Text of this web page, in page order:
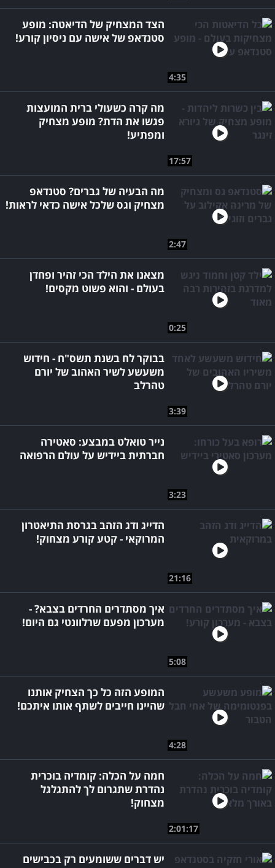
4:35
הצד המצחיק של הדיאטה: מופע
סטנדאפ של אישה עם ניסיון קורע!
17:57
מה קרה כשעולי ברית המועצות
פגשו את הדת? מופע מצחיק
ומפתיע!
2:47
מה הבעיה של גברים? סטנדאפ
מצחיק וגס שלכל אישה כדאי לראות!
0:25
מצאנו את הילד הכי זהיר ופחדן
בעולם - והוא פשוט מקסים!
3:39
בבוקר לח בשנת תשס"ח - חידוש
משעשע לשיר האהוב של יורם
טהרלב
3:23
נייר טואלט במבצע: סאטירה
חברתית ביידיש על עולם הרפואה
21:16
הדייג ודג הזהב בגרסת התיאטרון
המרוקאי - קטע קורע מצחוק!
5:08
איך מסתדרים החרדים בצבא? -
מערכון מפעם שרלוונטי גם היום!
4:28
המופע הזה כל כך הצחיק אותנו
שהיינו חייבים לשתף אותו איתכם!
2:01:17
חמה על הכלה: קומדיה בוכרית
נהדרת שתגרום לך להתגלגל
מצחוק!
יש דברים ששומעים רק בכבישים